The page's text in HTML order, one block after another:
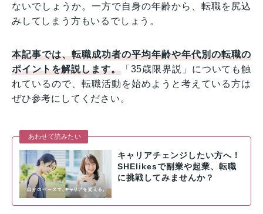
ないでしょうか。一方で自身の年齢から、転職を尻込
みしてしまう方もいるでしょう。
本記事では、転職成功者の平均年齢や年代別の転職の
ポイントを解説します。「35歳限界説」についても触
れているので、転職活動を始めようと考えている方は
ぜひ参考にしてください。
あわせて読みたい
キャリアチェンジしたい方へ！
SHElikesで副業や起業、転職
に挑戦してみませんか？